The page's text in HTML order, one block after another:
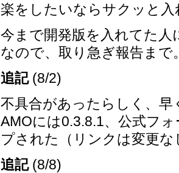
楽をしたいならサクッと入
今まで開発版を入れてた
なので、取り急ぎ報告まで
追記(8/2)
不具合があったらしく、
AMOには0.3.8.1、公式フ
プされた（リンクは変更な
追記(8/8)